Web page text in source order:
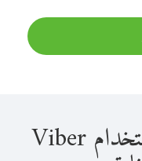
الاتصال على عمان باستخدام Viber